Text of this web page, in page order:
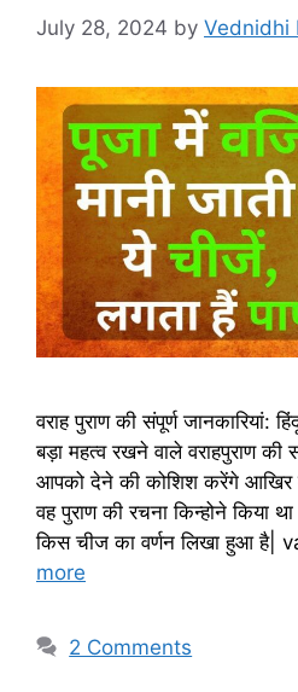
July 28, 2024 by Vednidhi
वराह पुराण की संपूर्ण जानकारियां:
बड़ा महत्व रखने वाले वराहपुराण
आपको देने की कोशिश करेंगे आखिर
वह पुराण की रचना किन्होने किया
किस चीज का वर्णन लिखा हुआ है|
more
2 Comments